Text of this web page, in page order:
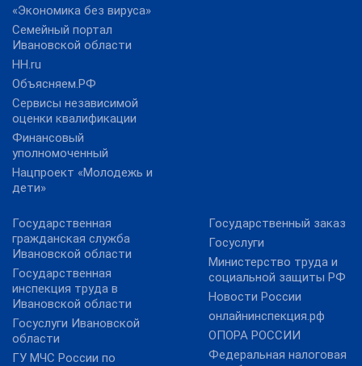
«Экономика без вируса»
Семейный портал
Ивановской области
HH.ru
Объясняем.РФ
Сервисы независимой
оценки квалификации
Финансовый
уполномоченный
Нацпроект «Молодежь и
дети»
Государственная
гражданская служба
Ивановской области
Государственная
инспекция труда в
Ивановской области
Госуслуги Ивановской
области
ГУ МЧС России по
Государственный заказ
Госуслуги
Министерство труда и
социальной защиты РФ
Новости России
онлайнинспекция.рф
ОПОРА РОССИИ
Федеральная налоговая